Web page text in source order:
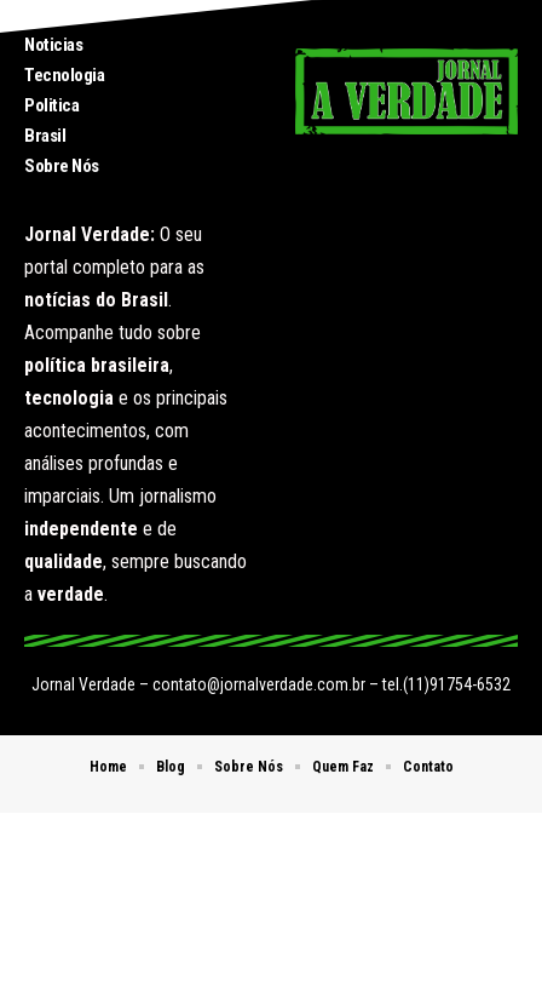
Noticias
Tecnologia
Politica
Brasil
Sobre Nós
Jornal Verdade: O seu
portal completo para as
notícias do Brasil .
Acompanhe tudo sobre
política brasileira,
tecnologia e os principais
acontecimentos, com
análises profundas e
imparciais. Um jornalismo
independente e de
qualidade, sempre buscando
a verdade.
Jornal Verdade – contato@jornalverdade.com.br – tel.(11)91754-6532
Home Blog Sobre Nós Quem Faz Contato